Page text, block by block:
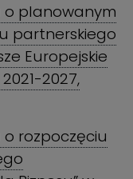
planowanym
partnerskiego
Europejskie
2027,
rozpoczęciu